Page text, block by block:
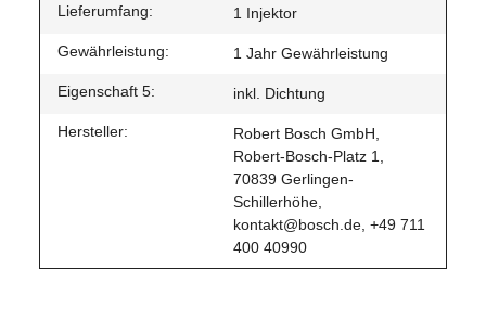
Lieferumfang: 1 Injektor
Gewährleistung: 1 Jahr Gewährleistung
Eigenschaft 5: inkl. Dichtung
Hersteller:
Robert Bosch GmbH,
Robert-Bosch-Platz 1,
70839 Gerlingen-
Schillerhöhe,
kontakt@bosch.de, +49 711
400 40990